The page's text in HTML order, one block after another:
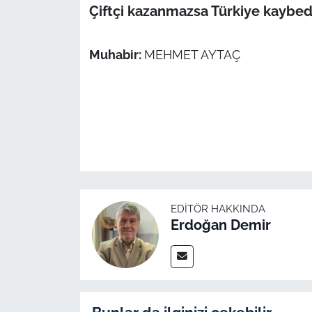
Çiftçi kazanmazsa Türkiye
Muhabir: MEHMET AYTAÇ
EDITÖR HAKKINDA
Erdoğan Demir